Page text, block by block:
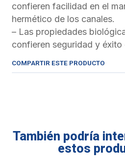
confieren facilidad en el
hermético de los canales.
– Las propiedades
confieren seguridad y éxito
COMPARTIR ESTE PRODUCTO
También podría
estos